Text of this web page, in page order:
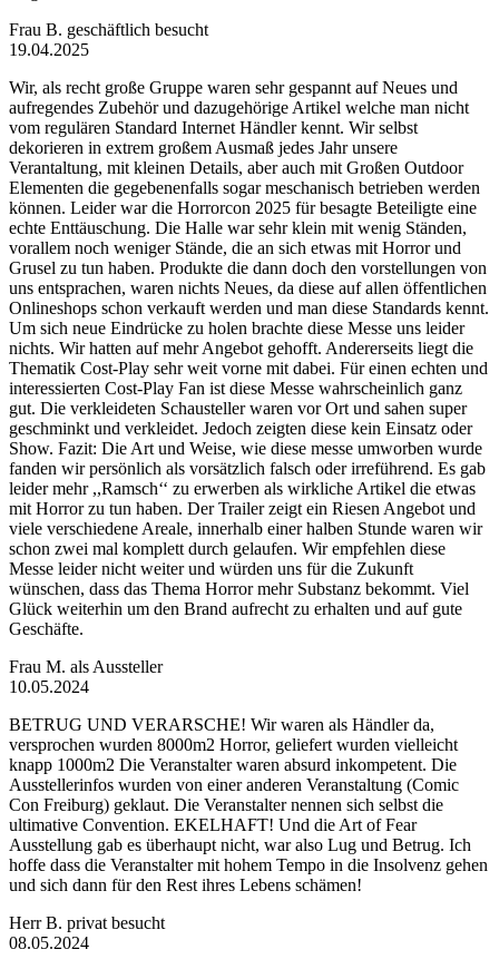
Frau B. geschäftlich besucht
19.04.2025
Wir, als recht große Gruppe waren sehr gespannt auf Neues und
aufregendes Zubehör und dazugehörige Artikel welche man nicht
vom regulären Standard Internet Händler kennt. Wir selbst
dekorieren in extrem großem Ausmaß jedes Jahr unsere
Verantaltung, mit kleinen Details, aber auch mit Großen Outdoor
Elementen die gegebenenfalls sogar meschanisch betrieben werden
können. Leider war die Horrorcon 2025 für besagte Beteiligte eine
echte Enttäuschung. Die Halle war sehr klein mit wenig Ständen,
vorallem noch weniger Stände, die an sich etwas mit Horror und
Grusel zu tun haben. Produkte die dann doch den vorstellungen von
uns entsprachen, waren nichts Neues, da diese auf allen öffentlichen
Onlineshops schon verkauft werden und man diese Standards kennt.
Um sich neue Eindrücke zu holen brachte diese Messe uns leider
nichts. Wir hatten auf mehr Angebot gehofft. Andererseits liegt die
Thematik Cost-Play sehr weit vorne mit dabei. Für einen echten und
interessierten Cost-Play Fan ist diese Messe wahrscheinlich ganz
gut. Die verkleideten Schausteller waren vor Ort und sahen super
geschminkt und verkleidet. Jedoch zeigten diese kein Einsatz oder
Show. Fazit: Die Art und Weise, wie diese messe umworben wurde
fanden wir persönlich als vorsätzlich falsch oder irreführend. Es gab
leider mehr ,,Ramsch‘‘ zu erwerben als wirkliche Artikel die etwas
mit Horror zu tun haben. Der Trailer zeigt ein Riesen Angebot und
viele verschiedene Areale, innerhalb einer halben Stunde waren wir
schon zwei mal komplett durch gelaufen. Wir empfehlen diese
Messe leider nicht weiter und würden uns für die Zukunft
wünschen, dass das Thema Horror mehr Substanz bekommt. Viel
Glück weiterhin um den Brand aufrecht zu erhalten und auf gute
Geschäfte.
Frau M. als Aussteller
10.05.2024
BETRUG UND VERARSCHE! Wir waren als Händler da,
versprochen wurden 8000m2 Horror, geliefert wurden vielleicht
knapp 1000m2 Die Veranstalter waren absurd inkompetent. Die
Ausstellerinfos wurden von einer anderen Veranstaltung (Comic
Con Freiburg) geklaut. Die Veranstalter nennen sich selbst die
ultimative Convention. EKELHAFT! Und die Art of Fear
Ausstellung gab es überhaupt nicht, war also Lug und Betrug. Ich
hoffe dass die Veranstalter mit hohem Tempo in die Insolvenz gehen
und sich dann für den Rest ihres Lebens schämen!
Herr B. privat besucht
08.05.2024